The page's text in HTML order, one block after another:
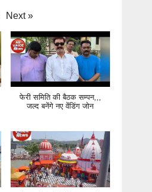
Next »
फेरी समिति की बैठक सम्पन,,,
जल्द बनेंगे नए वेंडिंग जोन